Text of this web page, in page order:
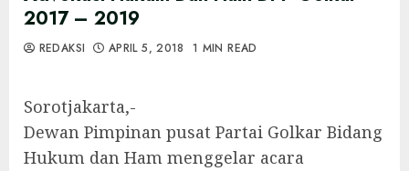
2017 – 2019
REDAKSI APRIL 5, 2018 1 MIN READ
Sorotjakarta,-
Dewan Pimpinan pusat Partai Golkar Bidang
Hukum dan Ham menggelar acara